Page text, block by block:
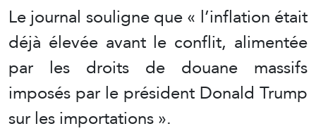
Le journal souligne que « l’inflation était
déjà élevée avant le conflit, alimentée
par les droits de douane massifs
imposés par le président Donald Trump
sur les importations ».